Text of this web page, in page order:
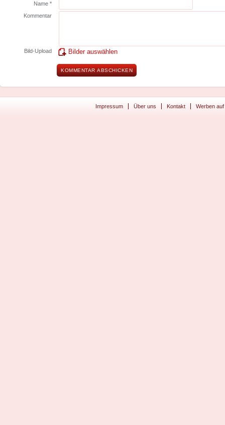
Name *
Kommentar
Bild-Upload Bilder auswählen
Impressum Über uns Kontakt Werben